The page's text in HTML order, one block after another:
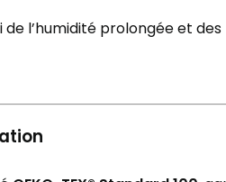
de l’humidité prolongée et